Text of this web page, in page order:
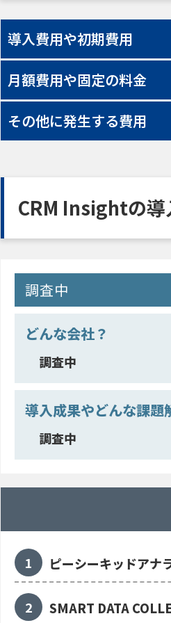
導入費用や初期費用
月額費用や固定の料金
その他に発生する費用
CRM Insightの導
調査中
どんな会社？
調査中
導入成果やどんな課題
調査中
ピーシーキッドアナ
SMART DATA